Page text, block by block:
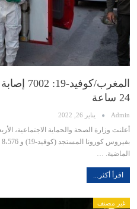
24 ساعة
Admin يناير 26, 2022
الماضية. …
اقرأ أكثر...
غير مصنف